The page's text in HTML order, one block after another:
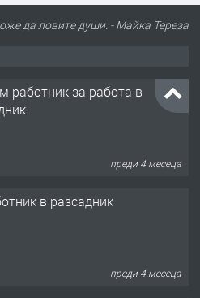
да ловите души. - Майка Тереза
работник за работа в
преди 4 месеца
в разсадник
преди 4 месеца